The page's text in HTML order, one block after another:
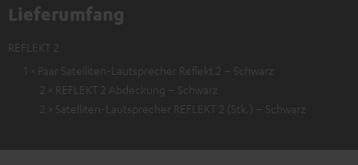
Lieferumfang
REFLEKT 2
1 × Paar Satelliten-Lautsprecher Reflekt 2 – Schwarz
2 × REFLEKT 2 Abdeckung – Schwarz
2 × Satelliten-Lautsprecher REFLEKT 2 (Stk.) – Schwarz